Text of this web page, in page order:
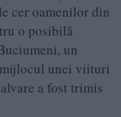
cer oamenilor din
o posibilă
un
mijlocul unei viituri
a fost trimis